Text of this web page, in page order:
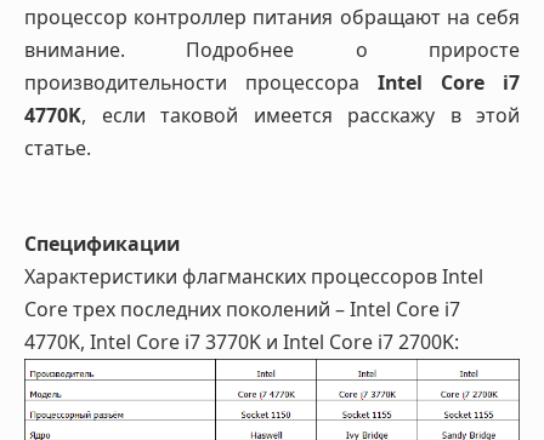
процессор контроллер питания обращают на себя
внимание. Подробнее о приросте
производительности процессора Intel Core i7
4770K, если таковой имеется расскажу в этой
статье.
Спецификации
Характеристики флагманских процессоров Intel
Core трех последних поколений – Intel Core i7
4770K, Intel Core i7 3770K и Intel Core i7 2700K: